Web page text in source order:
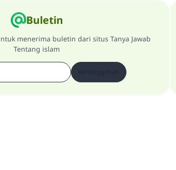
Buletin
menerima buletin dari situs Tanya Jawab
Tentang islam